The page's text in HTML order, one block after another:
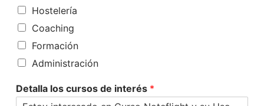
Hostelería
Coaching
Formación
Administración
Detalla los cursos de interés *